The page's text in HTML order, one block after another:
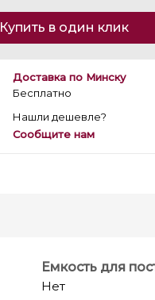
Купить в один клик
Доставка по Минску
Бесплатно
Нашли дешевле?
Сообщите нам
Емкость для
Нет